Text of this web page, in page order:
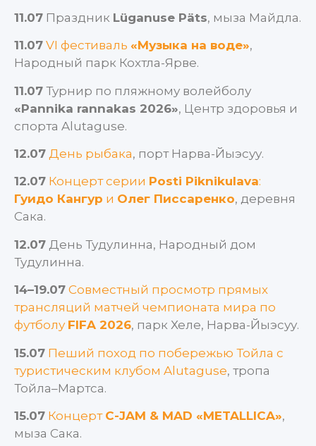
11.07 Праздник Lüganuse Päts, мыза Майдла.
11.07 VI фестиваль «Музыка на воде»,
Народный парк Кохтла-Ярве.
11.07 Турнир по пляжному волейболу
«Pannika rannakas 2026», Центр здоровья и
спорта Alutaguse.
12.07 День рыбака, порт Нарва-Йыэсуу.
12.07 Концерт серии Posti Piknikulava:
Гуидо Кангур и Олег Писсаренко, деревня
Сака.
12.07 День Тудулинна, Народный дом
Тудулинна.
14–19.07 Совместный просмотр прямых
трансляций матчей чемпионата мира по
футболу FIFA 2026, парк Хеле, Нарва-Йыэсуу.
15.07 Пеший поход по побережью Тойла с
туристическим клубом Alutaguse, тропа
Тойла–Мартса.
15.07 Концерт C-JAM & MAD «METALLICA»,
мыза Сака.